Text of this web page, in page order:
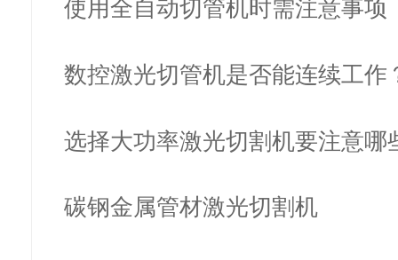
使用全自动切管机时需注意事项
数控激光切管机是否能连续工作
选择大功率激光切割机要注意哪
碳钢金属管材激光切割机